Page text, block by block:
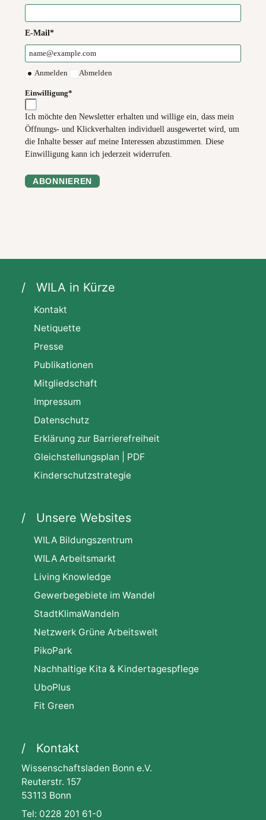
E-Mail*
Anmelden Abmelden
Einwilligung*
Ich möchte den Newsletter erhalten und willige ein, dass mein
Öffnungs- und Klickverhalten individuell ausgewertet wird, um
die Inhalte besser auf meine Interessen abzustimmen. Diese
Einwilligung kann ich jederzeit widerrufen.
ABONNIEREN
WILA in Kürze
Kontakt
Netiquette
Presse
Publikationen
Mitgliedschaft
Impressum
Datenschutz
Erklärung zur Barrierefreiheit
Gleichstellungsplan | PDF
Kinderschutzstrategie
Unsere Websites
WILA Bildungszentrum
WILA Arbeitsmarkt
Living Knowledge
Gewerbegebiete im Wandel
StadtKlimaWandeln
Netzwerk Grüne Arbeitswelt
PikoPark
Nachhaltige Kita & Kindertagespflege
UboPlus
Fit Green
Kontakt
Wissenschaftsladen Bonn e.V.
Reuterstr. 157
53113 Bonn
Tel: 0228 201 61-0